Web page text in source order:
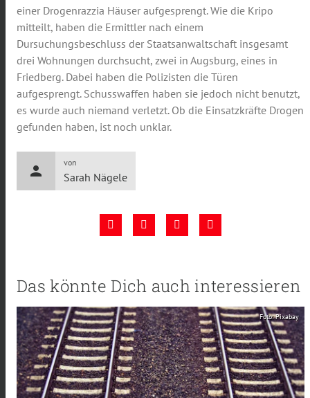
einer Drogenrazzia Häuser aufgesprengt. Wie die Kripo
mitteilt, haben die Ermittler nach einem
Dursuchungsbeschluss der Staatsanwaltschaft insgesamt
drei Wohnungen durchsucht, zwei in Augsburg, eines in
Friedberg. Dabei haben die Polizisten die Türen
aufgesprengt. Schusswaffen haben sie jedoch nicht benutzt,
es wurde auch niemand verletzt. Ob die Einsatzkräfte Drogen
gefunden haben, ist noch unklar.
person
von
Sarah Nägele
Das könnte Dich auch interessieren
Foto: Pixabay